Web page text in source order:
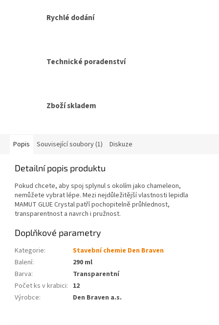
Rychlé dodání
Technické poradenství
Zboží skladem
Popis Související soubory (1) Diskuze
Detailní popis produktu
Pokud chcete, aby spoj splynul s okolím jako chameleon,
nemůžete vybrat lépe. Mezi nejdůležitější vlastnosti lepidla
MAMUT GLUE Crystal patří pochopitelně průhlednost,
transparentnost a navrch i pružnost.
Doplňkové parametry
Kategorie:
Stavební chemie Den Braven
Balení:
290 ml
Barva:
Transparentní
Počet ks v krabici: 12
Výrobce: Den Braven a.s.